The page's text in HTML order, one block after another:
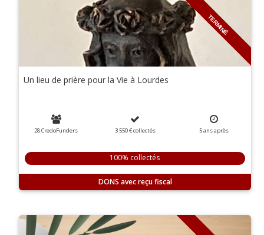
TERMINÉ
Un lieu de prière pour la Vie à Lourdes
28 CredoFunders 3 550 €collectés 5ansaprès
100% collectés
DONS